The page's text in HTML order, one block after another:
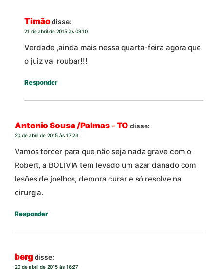
Timão disse:
21 de abril de 2015 às 09:10
Verdade ,ainda mais nessa quarta-feira agora que
o juiz vai roubar!!!
Responder
Antonio Sousa /Palmas - TO disse:
20 de abril de 2015 às 17:23
Vamos torcer para que não seja nada grave com o
Robert, a BOLIVIA tem levado um azar danado com
lesões de joelhos, demora curar e só resolve na
cirurgia.
Responder
bergdisse:
20 de abril de 2015 às 16:27